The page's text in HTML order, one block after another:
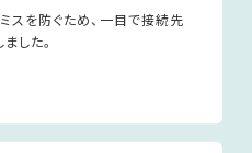
を防ぐため、一目で接続先
した。